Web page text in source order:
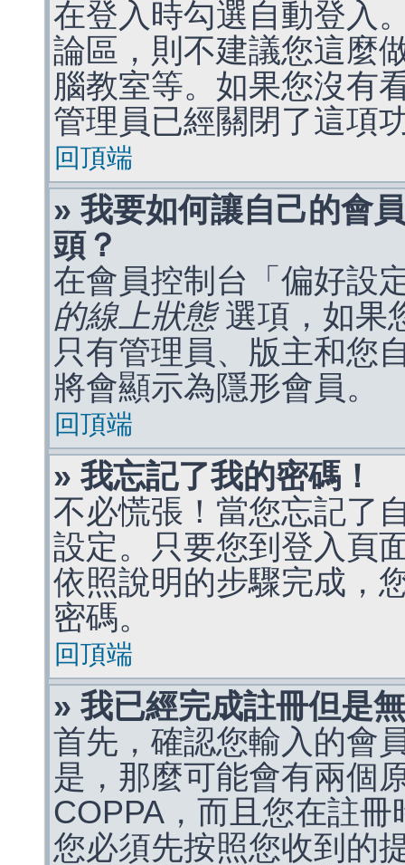
在登入時勾選自動登入
論區，則不建議您這麼
腦教室等。如果您沒有
管理員已經關閉了這項
回頂端
» 我要如何讓自己的會
頭？
在會員控制台「偏好設
的線上狀態選項，如果
只有管理員、版主和您
將會顯示為隱形會員。
回頂端
» 我忘記了我的密碼！
不必慌張！當您忘記了
設定。只要您到登入頁
依照說明的步驟完成，
密碼。
回頂端
» 我已經完成註冊但是
首先，確認您輸入的會
是，那麼可能會有兩個
COPPA，而且您在註
您必須先按照您收到的